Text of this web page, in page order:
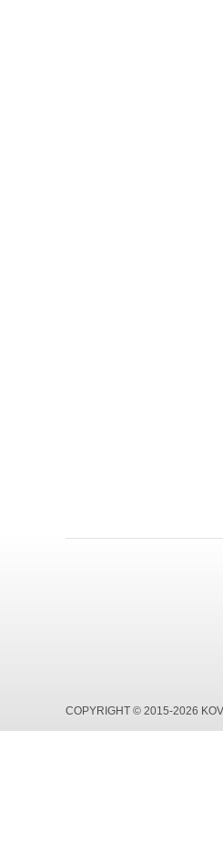
COPYRIGHT © 2015-2026